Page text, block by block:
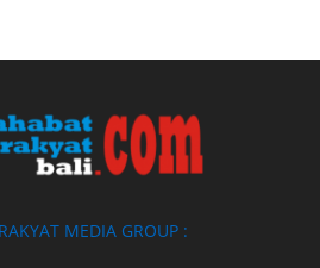
MEDIA GROUP :